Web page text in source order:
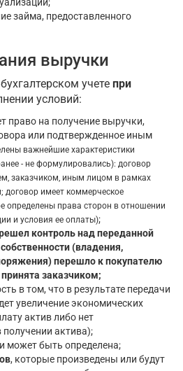
займа, предоставленного
выручки
учете при
условий:
право на получение выручки,
или подтвержденное иным
важнейшие характеристики
- не формулировались): договор
заказчиком, иным лицом в рамках
договор имеет коммерческое
определены права сторон в отношении
и условия ее оплаты);
контроль над переданной
(владения,
перешло к покупателю
заказчиком;
в том, что в результате передачи
увеличение экономических
актив либо нет
получении актива);
может быть определена;
, которые произведены или будут